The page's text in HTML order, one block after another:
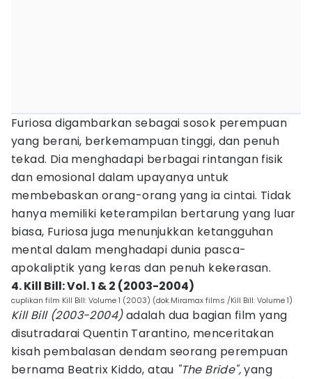
Furiosa digambarkan sebagai sosok perempuan
yang berani, berkemampuan tinggi, dan penuh
tekad. Dia menghadapi berbagai rintangan fisik
dan emosional dalam upayanya untuk
membebaskan orang-orang yang ia cintai. Tidak
hanya memiliki keterampilan bertarung yang luar
biasa, Furiosa juga menunjukkan ketangguhan
mental dalam menghadapi dunia pasca-
apokaliptik yang keras dan penuh kekerasan.
4. Kill Bill: Vol. 1 & 2 (2003-2004)
cuplikan film Kill Bill: Volume 1 (2003) (dok.Miramax films /Kill Bill: Volume 1)
Kill Bill (2003-2004)adalah dua bagian film yang
disutradarai Quentin Tarantino, menceritakan
kisah pembalasan dendam seorang perempuan
bernama Beatrix Kiddo, atau "The Bride",yang